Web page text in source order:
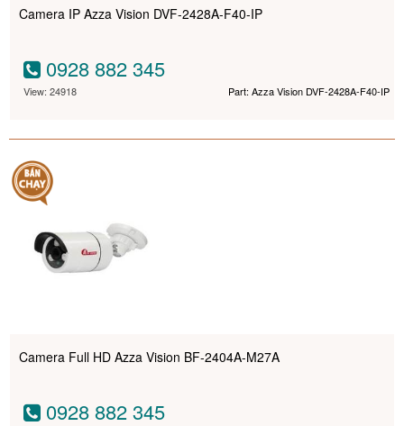
Camera IP Azza Vision DVF-2428A-F40-IP
0928 882 345
View: 24918 Part: Azza Vision DVF-2428A-F40-IP
Camera Full HD Azza Vision BF-2404A-M27A
0928 882 345